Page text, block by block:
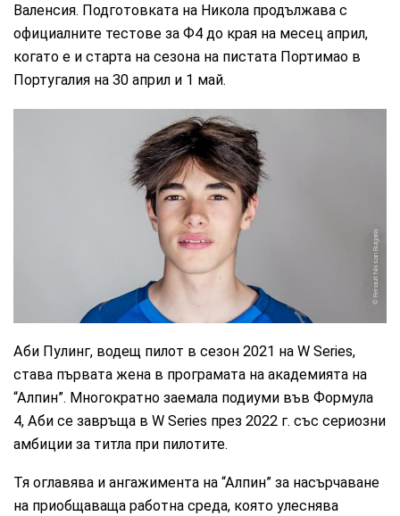
Валенсия. Подготовката на Никола продължава с
oфициалните тестове за Ф4 до края на месец април,
когато е и старта на сезона на пистата Портимао в
Португалия на 30 април и 1 май.
Renault Nissan Bulgaria
Аби Пулинг, водещ пилот в сезон 2021 на W Series,
става първата жена в програмата на академията на
“Алпин”. Многократно заемала подиуми във Формула
4, Аби се завръща в W Series през 2022 г. със сериозни
амбиции за титла при пилотите.
Тя оглавява и ангажимента на “Алпин” за насърчаване
на приобщаваща работна среда, която улеснява